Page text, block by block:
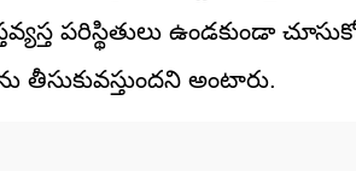
పరిస్థితులు ఉండకుండా
తీసుకువస్తుందని అంటారు.